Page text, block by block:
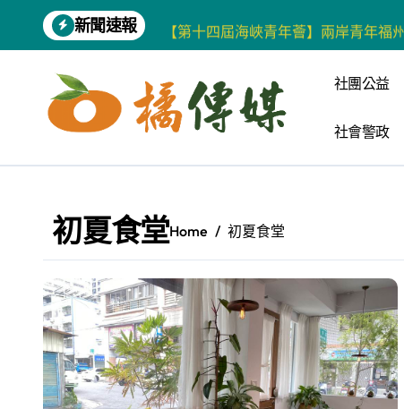
content
新聞速報
【第十四屆海峽青年薈】兩岸青年福
兩岸青年齊聚福州共話農文旅融合發展
藍綠市長參選人對無人載具條例互批
爭取原住民選票 柯志恩提原民5大政
港都文藝學會首辦蓮池潭文學營 支持
高科大機電系與日本愛媛大學跨校合
《讀者》8月號新聞焦點 【錦瑟】
四川雅安 千年古剎雲峰寺
張老師發表「青少年家庭氣氛與心理
社團公益
社會警政
初夏食堂Home 初夏食堂